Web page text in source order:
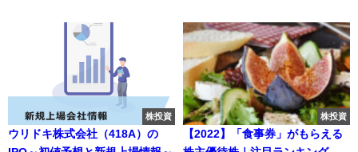
株投資
ウリドキ株式会社（418A）の
株投資
【2022】「食事券」がもらえる